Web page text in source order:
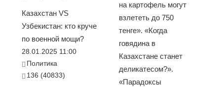
Казахстан VS
Узбекистан: кто круче
по военной мощи?
28.01.2025 11:00
Политика
136 (40833)
на картофель могут
взлететь до 750
тенге». «Когда
говядина в
Казахстане станет
деликатесом?».
«Парадоксы